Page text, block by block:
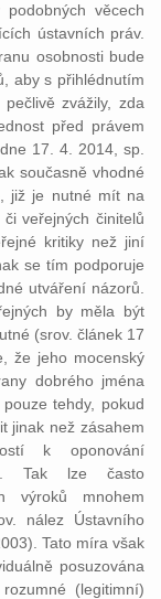
věcech
ústavních práv.
osobnosti bude
aby s přihlédnutím
zvážily, zda
před právem
17. 4. 2014, sp.
současně vhodné
již je nutné mít na
veřejných činitelů
kritiky než jiní
se tím podporuje
utváření názorů.
by měla být
(srov. článek 17
že jeho mocenský
dobrého jména
tehdy, pokud
jinak než zásahem
k oponování
Tak lze často
výroků mnohem
nález Ústavního
Tato míra však
posuzována
(legitimní)